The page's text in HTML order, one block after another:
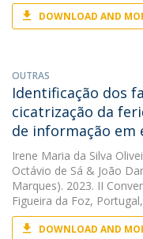
DOWNLOAD AND
OUTRAS
Identificação dos
cicatrização da
de informação em
Irene Maria da Silva
Octávio de Sá & João
Marques). 2023. II
Figueira da Foz,
DOWNLOAD AND